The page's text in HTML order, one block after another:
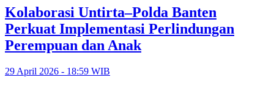
Kolaborasi Untirta–Polda Banten
Perkuat Implementasi Perlindungan
Perempuan dan Anak
29 April 2026 - 18:59 WIB